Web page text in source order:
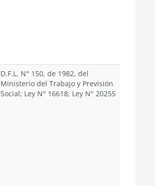
D.F.L. N° 150, de 1982, del
Ministerio del Trabajo y Previsión
Social; Ley N° 16618; Ley N° 20255